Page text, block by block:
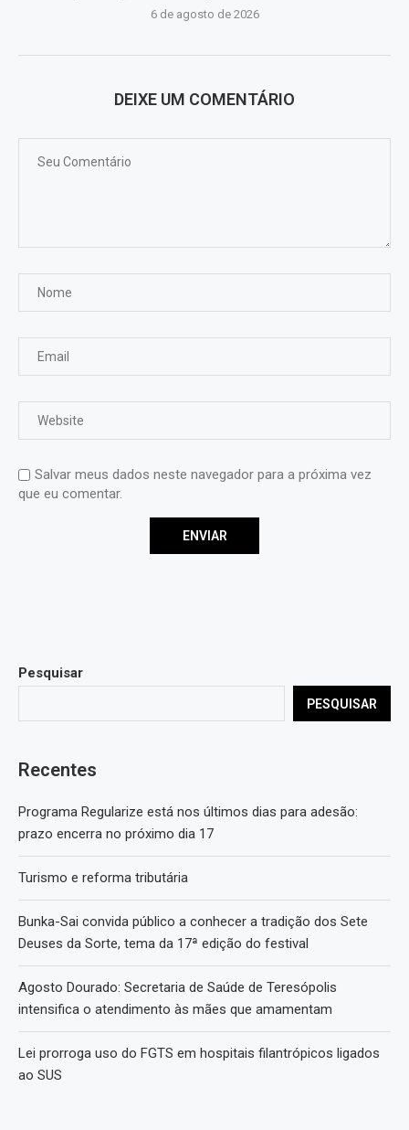
6 de agosto de 2026
DEIXE UM COMENTÁRIO
Salvar meus dados neste navegador para a próxima vez
que eu comentar.
Pesquisar
PESQUISAR
Recentes
Programa Regularize está nos últimos dias para adesão:
prazo encerra no próximo dia 17
Turismo e reforma tributária
Bunka-Sai convida público a conhecer a tradição dos Sete
Deuses da Sorte, tema da 17ª edição do festival
Agosto Dourado: Secretaria de Saúde de Teresópolis
intensifica o atendimento às mães que amamentam
Lei prorroga uso do FGTS em hospitais filantrópicos ligados
ao SUS